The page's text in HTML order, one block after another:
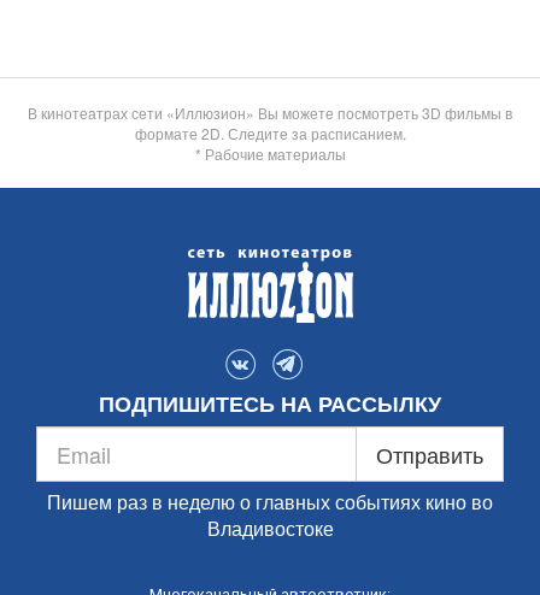
В кинотеатрах сети «Иллюзион» Вы можете посмотреть 3D фильмы в
формате 2D. Следите за расписанием.
* Рабочие материалы
ПОДПИШИТЕСЬ НА РАССЫЛКУ
Отправить
Пишем раз в неделю о главных событиях кино во
Владивостоке